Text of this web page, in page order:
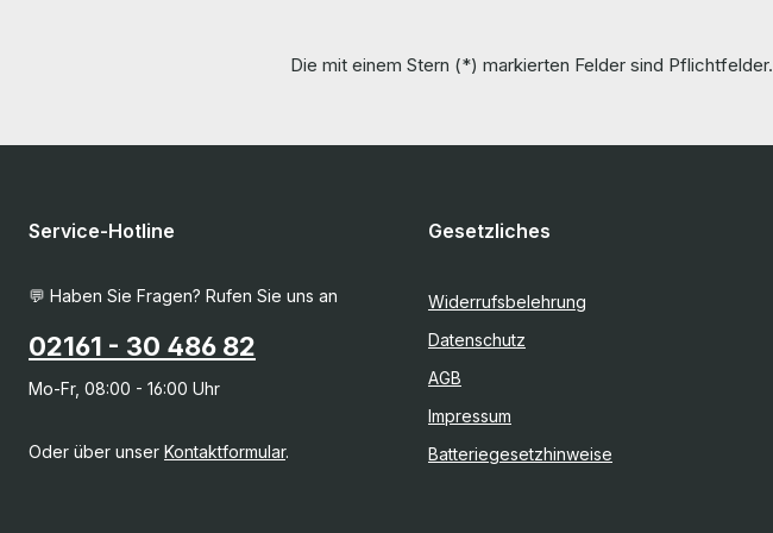
Die mit einem Stern (*) markierten Felder sind Pflichtfelder.
Service-Hotline
💬 Haben Sie Fragen? Rufen Sie uns an
02161 - 30 486 82
Mo-Fr, 08:00 - 16:00 Uhr
Oder über unser Kontaktformular.
Gesetzliches
Widerrufsbelehrung
Datenschutz
AGB
Impressum
Batteriegesetzhinweise